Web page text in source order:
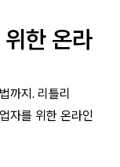
한 온라
까지. 리틀리
자를 위한 온라인